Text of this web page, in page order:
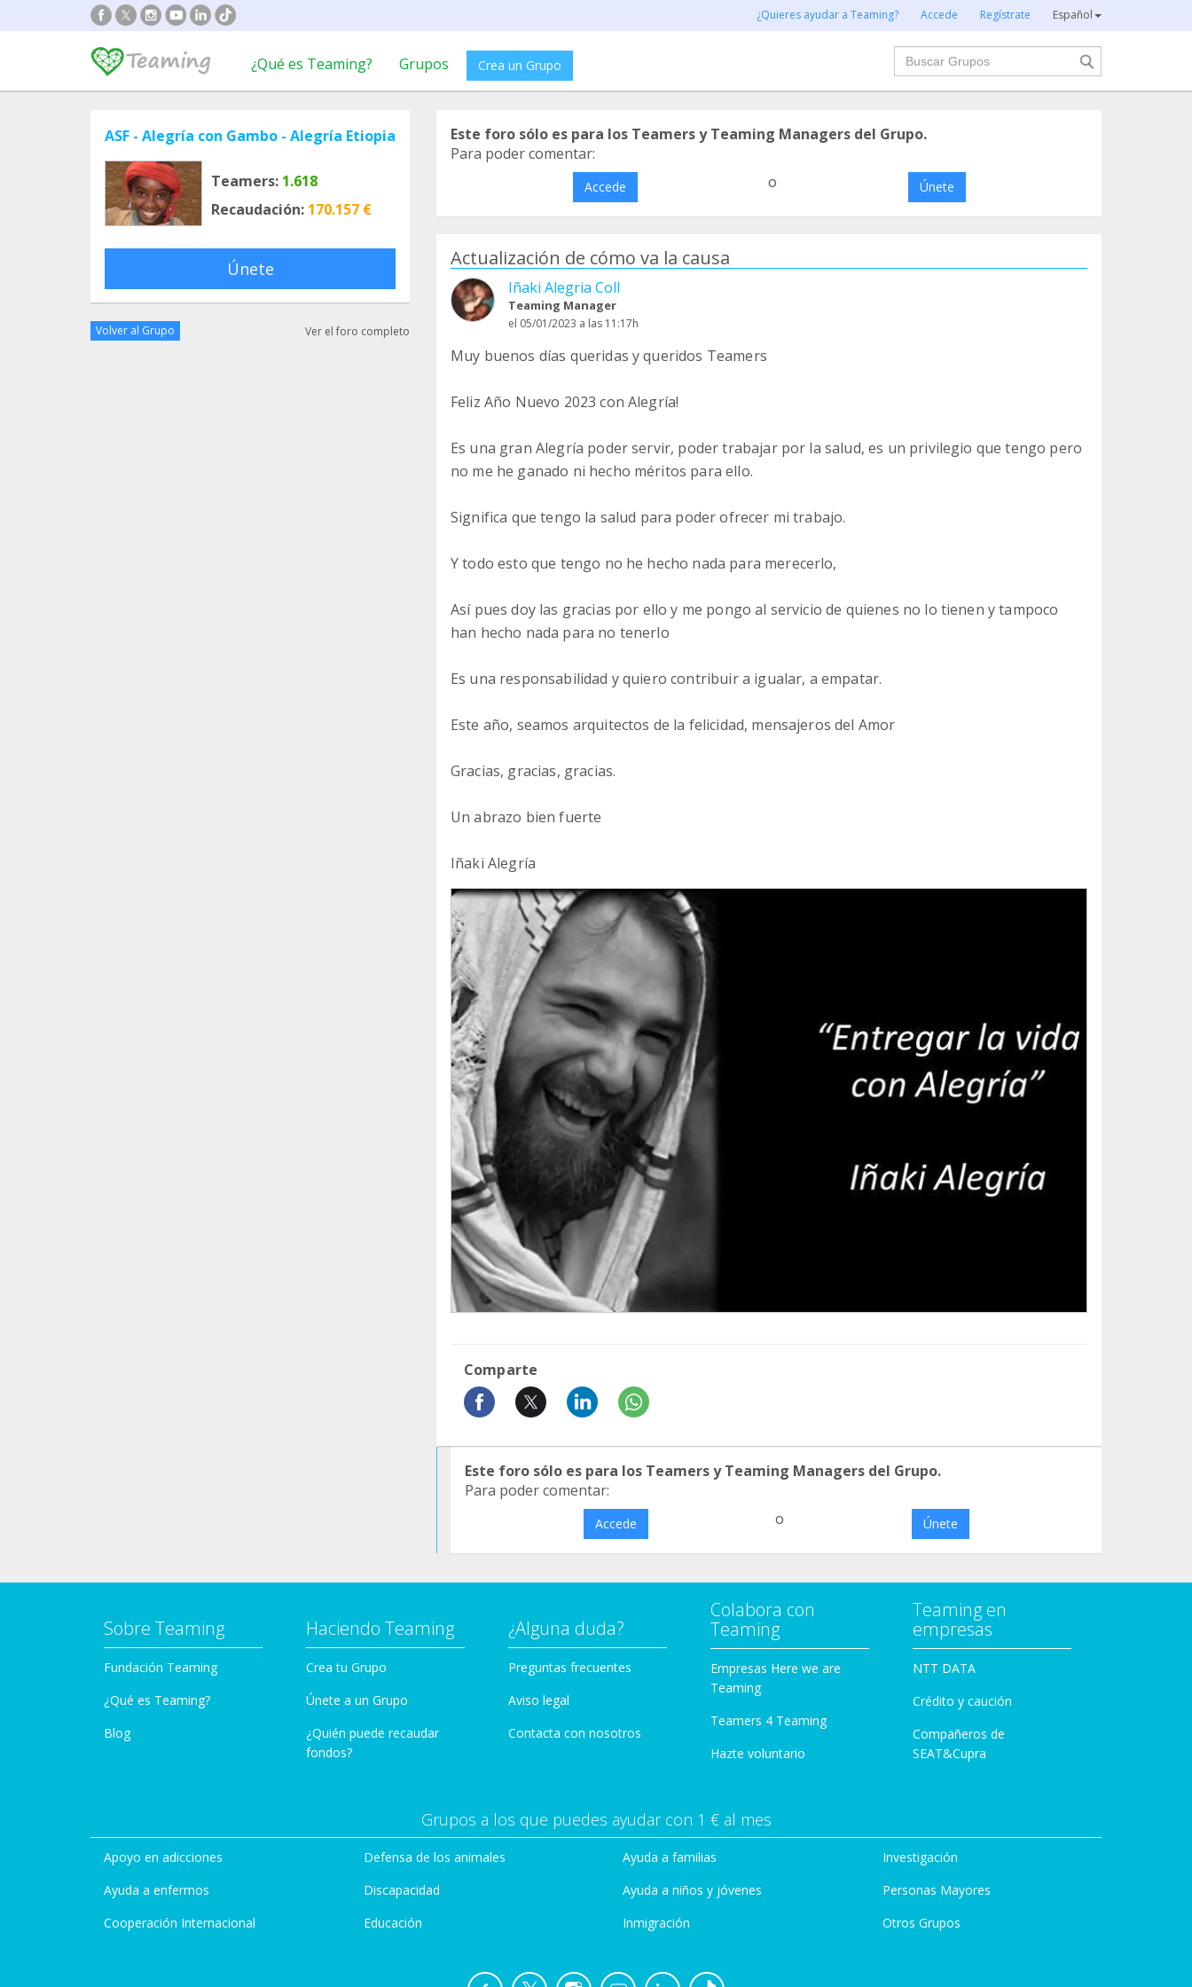
¿Quieres ayudar a Teaming? Accede Regístrate Español
¿Qué es Teaming? Grupos Crea un Grupo
Buscar
ASF - Alegría con Gambo - Alegría Etiopia
Teamers: 1.618
Recaudación: 170.157 €
Únete
Volver al Grupo Ver el foro completo
Este foro sólo es para los Teamers y Teaming Managers del Grupo.
Para poder comentar:
Accede o Únete
Actualización de cómo va la causa
Iñaki Alegria Coll
Teaming Manager
el 05/01/2023 a las 11:17h
Muy buenos días queridas y queridos Teamers
Feliz Año Nuevo 2023 con Alegría!
Es una gran Alegría poder servir, poder trabajar por la salud, es un privilegio que tengo pero
no me he ganado ni hecho méritos para ello.
Significa que tengo la salud para poder ofrecer mi trabajo.
Y todo esto que tengo no he hecho nada para merecerlo,
Así pues doy las gracias por ello y me pongo al servicio de quienes no lo tienen y tampoco
han hecho nada para no tenerlo
Es una responsabilidad y quiero contribuir a igualar, a empatar.
Este año, seamos arquitectos de la felicidad, mensajeros del Amor
Gracias, gracias, gracias.
Un abrazo bien fuerte
Iñaki Alegría
Comparte
Este foro sólo es para los Teamers y Teaming Managers del Grupo.
Para poder comentar:
Accede o Únete
Sobre Teaming
Fundación Teaming
¿Qué es Teaming?
Blog
Haciendo Teaming
Crea tu Grupo
Únete a un Grupo
¿Quién puede recaudar
fondos?
¿Alguna duda?
Preguntas frecuentes
Aviso legal
Contacta con nosotros
Colabora con
Teaming
Empresas Here we are
Teaming
Teamers 4 Teaming
Hazte voluntario
Teaming en
empresas
NTT DATA
Crédito y caución
Compañeros de
SEAT&Cupra
Grupos a los que puedes ayudar con 1 € al mes
Apoyo en adicciones
Ayuda a enfermos
Cooperación Internacional
Defensa de los animales
Discapacidad
Educación
Ayuda a familias
Ayuda a niños y jóvenes
Inmigración
Investigación
Personas Mayores
Otros Grupos